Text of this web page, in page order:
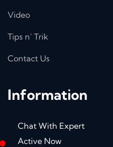
Video
Tips n’ Trik
Contact Us
Information
Chat With Expert
Active Now